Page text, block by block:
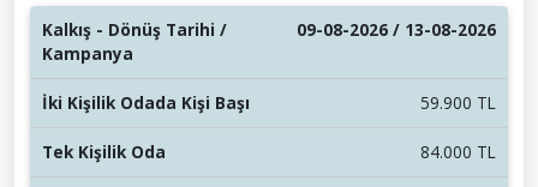
09-08-2026 / 13-08-2026
59.900 TL
84.000 TL